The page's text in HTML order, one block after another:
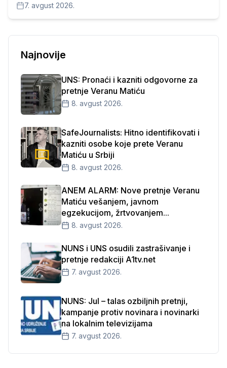
7. avgust 2026.
Najnovije
UNS: Pronaći i kazniti odgovorne za
pretnje Veranu Matiću
8. avgust 2026.
SafeJournalists: Hitno identifikovati i
kazniti osobe koje prete Veranu
Matiću u Srbiji
8. avgust 2026.
ANEM ALARM: Nove pretnje Veranu
Matiću vešanjem, javnom
egzekucijom, žrtvovanjem...
8. avgust 2026.
NUNS i UNS osudili zastrašivanje i
pretnje redakciji A1tv.net
7. avgust 2026.
NUNS: Jul – talas ozbiljnih pretnji,
kampanje protiv novinara i novinarki
na lokalnim televizijama
7. avgust 2026.